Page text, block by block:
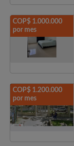
COP$ 1.000.000
por mes
COP$ 1.200.000
por mes